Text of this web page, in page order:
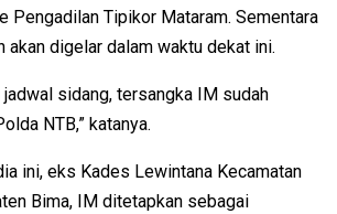
Pengadilan Tipikor Mataram.Sementara
akan digelar dalam waktu dekat ini.
jadwal sidang, tersangka IM sudah
NTB,” katanya.
ini, eks Kades Lewintana Kecamatan
Bima, IM ditetapkan sebagai